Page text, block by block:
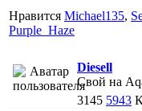
Нравится Michael135,
Purple_Haze
Diesell
Свой на
3145 5943